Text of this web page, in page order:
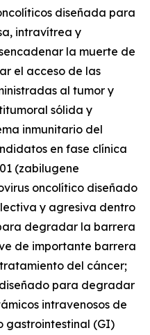
diseñada para
intravítrea y
la muerte de
el acceso de las
al tumor y
sólida y
inmunitario del
en fase clínica
(zabilugene
oncolítico diseñado
y agresiva dentro
degradar la barrera
de importante barrera
del cáncer;
para degradar
intravenosos de
gastrointestinal (GI)